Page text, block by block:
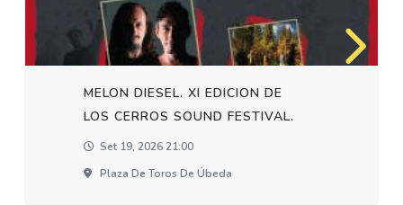
MELON DIESEL. XI EDICION DE
LOS CERROS SOUND FESTIVAL.
Set 19, 2026 21:00
Plaza De Toros De Úbeda